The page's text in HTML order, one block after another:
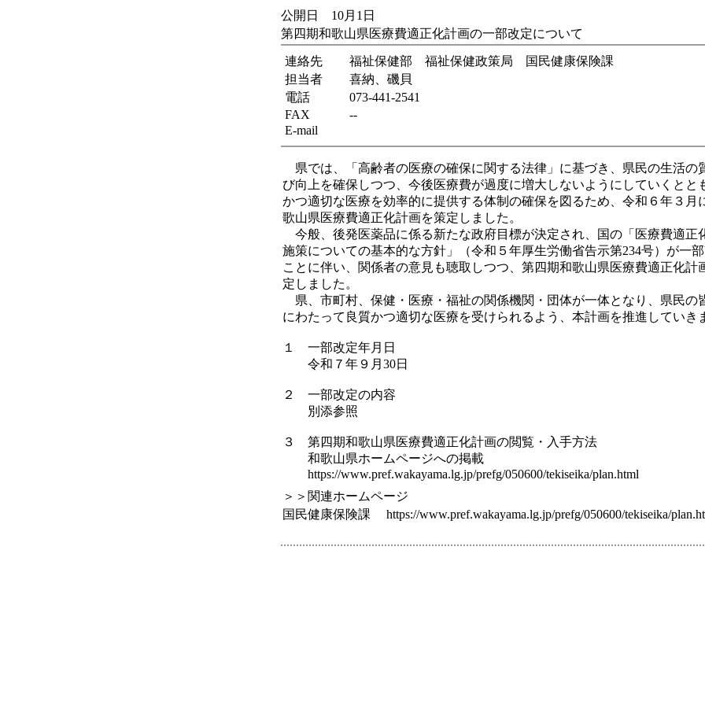
公開日 10月1日
第四期和歌山県医療費適正化計画の一部改定について
連絡先
福祉保健部 福祉保健政策局 国民健康保険課
担当者
喜納、磯貝
電話
073-441-2541
FAX
--
E-mail
県では、「高齢者の医療の確保に関する法律」に基づき、県民の生活の
び向上を確保しつつ、今後医療費が過度に増大しないようにしていくとと
かつ適切な医療を効率的に提供する体制の確保を図るため、令和６年３月
歌山県医療費適正化計画を策定しました。
今般、後発医薬品に係る新たな政府目標が決定され、国の「医療費適正
施策についての基本的な方針」（令和５年厚生労働省告示第234号）が一
ことに伴い、関係者の意見も聴取しつつ、第四期和歌山県医療費適正化計
定しました。
県、市町村、保健・医療・福祉の関係機関・団体が一体となり、県民の
にわたって良質かつ適切な医療を受けられるよう、本計画を推進していき
１ 一部改定年月日
令和７年９月30日
２ 一部改定の内容
別添参照
３ 第四期和歌山県医療費適正化計画の閲覧・入手方法
和歌山県ホームページへの掲載
https://www.pref.wakayama.lg.jp/prefg/050600/tekiseika/plan.html
＞＞関連ホームページ
国民健康保険課 https://www.pref.wakayama.lg.jp/prefg/050600/tekiseika/